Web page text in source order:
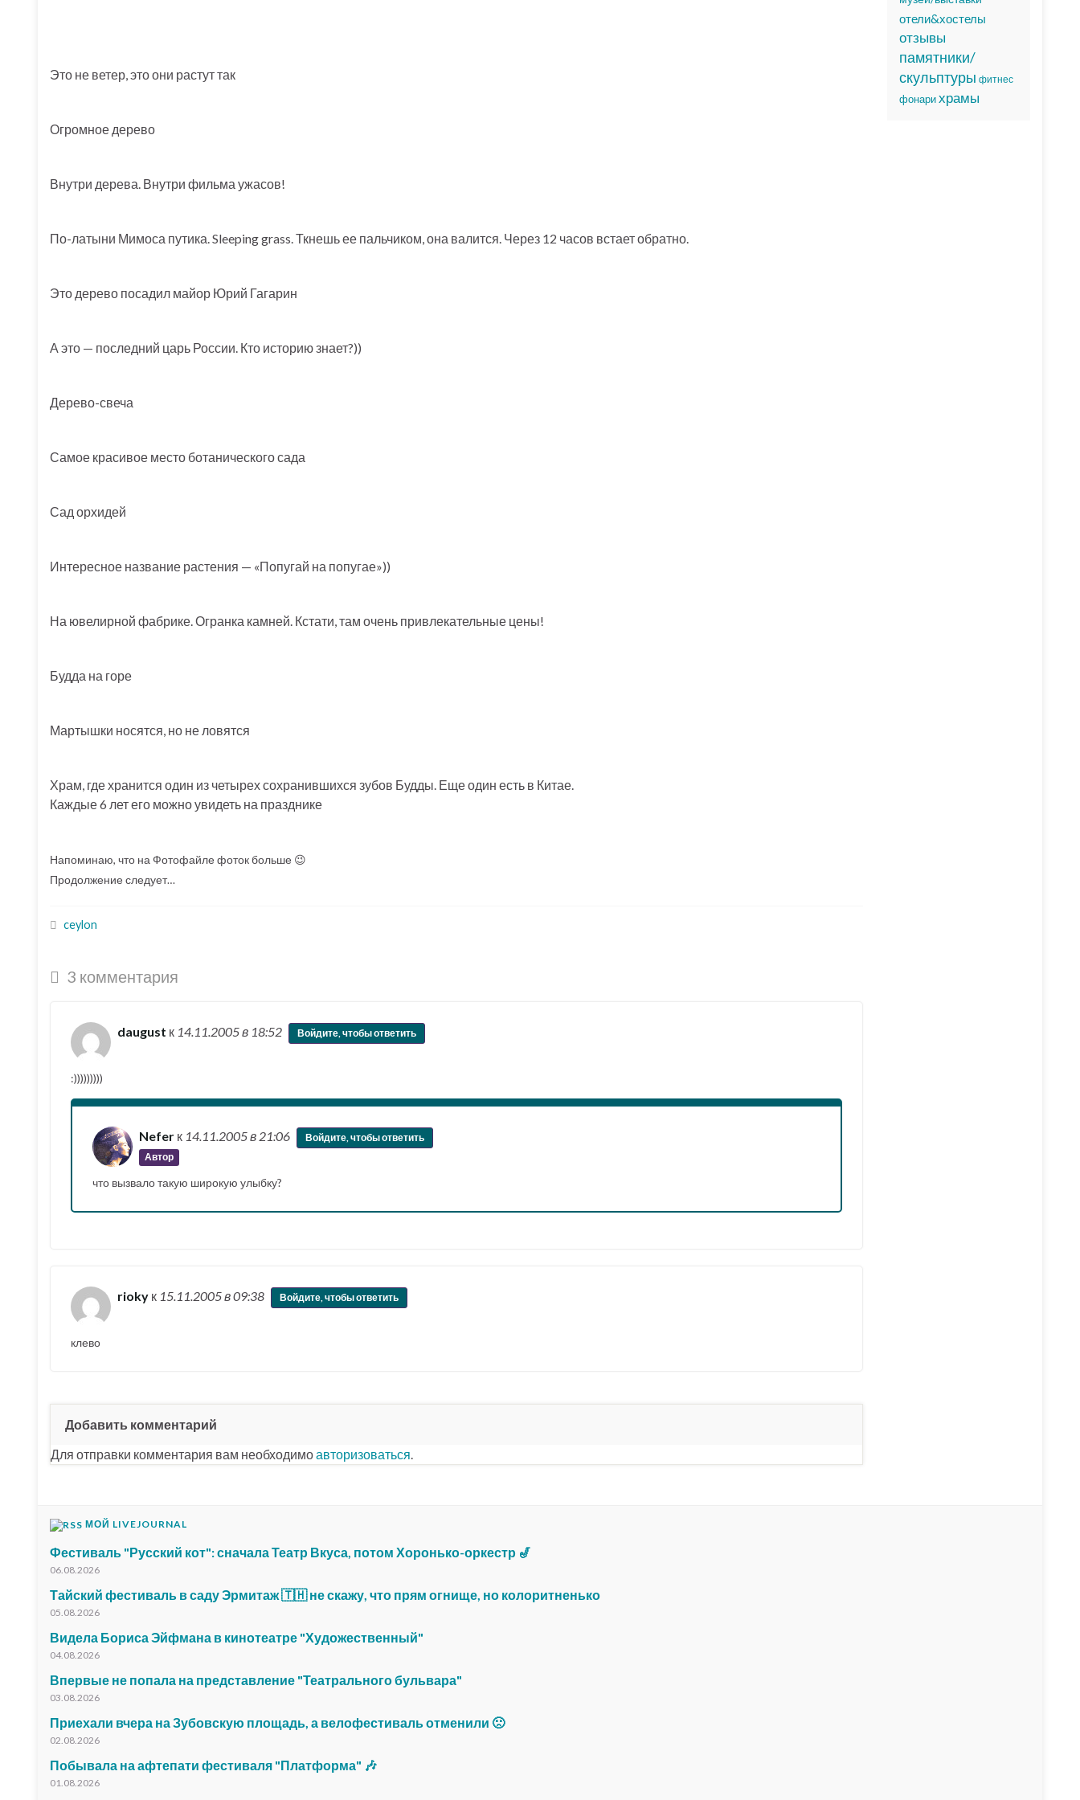
Это не ветер, это они растут так
Огромное дерево
Внутри дерева. Внутри фильма ужасов!
По-латыни Мимоса путика. Sleeping grass. Ткнешь ее пальчиком, она валится. Через 12 часов встает обратно.
Это дерево посадил майор Юрий Гагарин
А это — последний царь России. Кто историю знает?))
Дерево-свеча
Самое красивое место ботанического сада
Сад орхидей
Интересное название растения — «Попугай на попугае»))
На ювелирной фабрике. Огранка камней. Кстати, там очень привлекательные цены!
Будда на горе
Мартышки носятся, но не ловятся
Храм, где хранится один из четырех сохранившихся зубов Будды. Еще один есть в Китае.
Каждые 6 лет его можно увидеть на празднике
Напоминаю, что на Фотофайле фоток больше 😉
Продолжение следует…
ceylon
3 комментария
daugust к 14.11.2005в 18:52 Войдите, чтобы ответить
:)))))))))
Nefer к 14.11.2005в 21:06
Автор
Войдите, чтобы ответить
что вызвало такую широкую улыбку?
rioky к 15.11.2005в 09:38 Войдите, чтобы ответить
клево
Добавить комментарий
Для отправки комментария вам необходимоавторизоваться.
отели&хостелы
отзывы
памятники/
скульптуры фитнес
фонари храмы
МОЙ LIVEJOURNAL
Фестиваль "Русский кот": сначала Театр Вкуса, потом Хоронько-оркестр 🎷
06.08.2026
Тайский фестиваль в саду Эрмитаж 🇹🇭 не скажу, что прям огнище, но колоритненько
05.08.2026
Видела Бориса Эйфмана в кинотеатре "Художественный"
04.08.2026
Впервые не попала на представление "Театрального бульвара"
03.08.2026
Приехали вчера на Зубовскую площадь, а велофестиваль отменили 🙁
02.08.2026
Побывала на афтепати фестиваля "Платформа" 🎶
01.08.2026